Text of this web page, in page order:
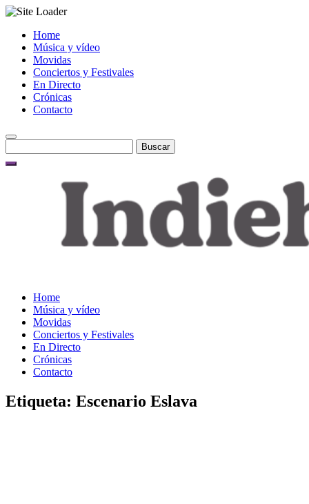
Skip
content
Home
Música y vídeo
Movidas
Conciertos y Festivales
En Directo
Crónicas
Contacto
Home
Música y vídeo
Movidas
Conciertos y Festivales
En Directo
Crónicas
Contacto
Etiqueta: Escenario Eslava